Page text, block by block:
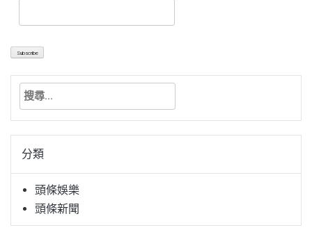
搜
關
字:分類
頭條娛樂
頭條新聞